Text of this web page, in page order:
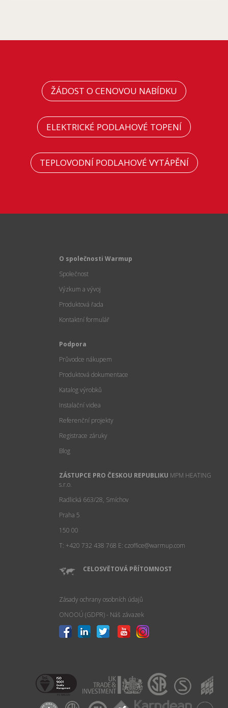
ŽÁDOST O CENOVOU NABÍDKU
ELEKTRICKÉ PODLAHOVÉ TOPENÍ
TEPLOVODNÍ PODLAHOVÉ VYTÁPĚNÍ
O společnosti Warmup
Společnost
Výzkum a vývoj
Produktová řada
Kontaktní formulář
Podpora
Průvodce nákupem
Produktová dokumentace
Katalog výrobků
Instalační videa
Referenční projekty
Registrace záruky
Blog
ZÁSTUPCE PRO ČESKOU REPUBLIKU MPM HEATING
s.r.o.
Radlická 663/28, Smíchov
Praha 5
150 00
T: +420 732 438 768 E: czoffice@warmup.com
CELOSVĚTOVÁ PŘÍTOMNOST
Zásady ochrany osobních údajů
ONOOÚ (GDPR) - Náš závazek